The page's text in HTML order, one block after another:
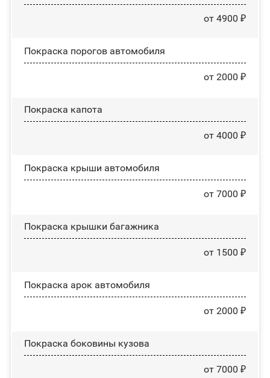
от 4900 ₽
Покраска порогов автомобиля
от 2000 ₽
Покраска капота
от 4000 ₽
Покраска крыши автомобиля
от 7000 ₽
Покраска крышки багажника
от 1500 ₽
Покраска арок автомобиля
от 2000 ₽
Покраска боковины кузова
от 7000 ₽